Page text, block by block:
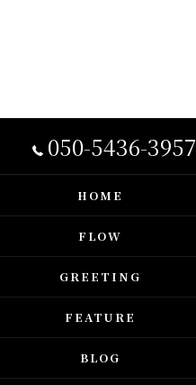
050-5436-3957
HOME
FLOW
GREETING
FEATURE
BLOG